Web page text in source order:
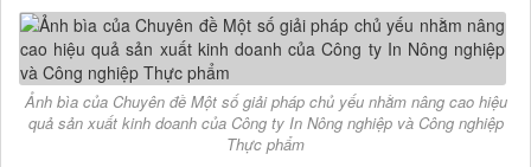
Ảnh bìa của Chuyên đề Một số giải pháp chủ yếu nhằm nâng cao hiệu
quả sản xuất kinh doanh của Công ty In Nông nghiệp và Công nghiệp
Thực phẩm